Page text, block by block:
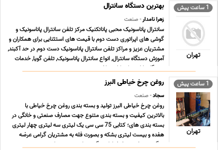
1 ساعت پیش
تهران
بهترین دستگاه سانترال
زهرا نامدار- صنعت
سانترال پاناسونیک محبی پاناتکنیک مرکز تلفن سانترال پاناسونیک و
گوشی های اپراتوری دست دوم با قیمت های استثنایی برای همکاران و
مشتریان عزیز و مراکز تلفن سانترال پاناسونیک دست دوم در حد آکبند,
آموزش دستگاه سانترال, انواع سانترال پاناسونیک, تلفن گویا, خدمات
دستگاه پاناسونیک, کارت تلف ... ...
1 ساعت پیش
تهران
روغن چرخ خیاطی البرز
سجاد- صنعت
روغن چرخ خیاطی البرز تولید و بسته بندی روغن چرخ خیاطی با
بالاترین کیفیت و بسته بندی متنوع جهت مصارف صنعتی و خانگی در
بسته بندی های؛ کتابی 75 سی سی یک لیتری سه لیتری چهار لیتری
هفده و بیست لیتری بشکه و بصورت فله به مشتریان گرامی عرضه
میگردد. روغن چرخ خیاطی چگونه تولید می شود اهمیت ... ...